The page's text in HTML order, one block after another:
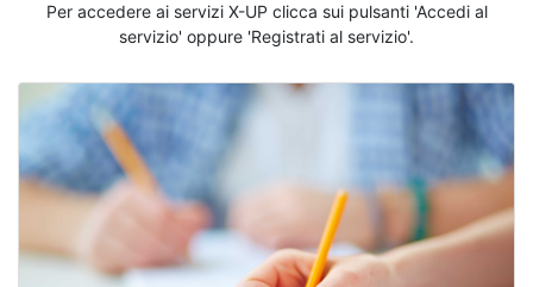
Per accedere ai servizi X-UP clicca sui pulsanti 'Accedi al
servizio' oppure 'Registrati al servizio'.